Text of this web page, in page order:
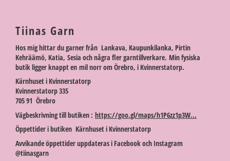
Tiinas Garn
Hos mig hittar du garner från Lankava, Kaupunkilanka, Pirtin
Kehräämö, Katia, Sesia och några fler garntillverkare. Min fysiska
butik ligger knappt en mil norr om Örebro, i Kvinnerstatorp.
Kärnhuset i Kvinnerstatorp
Kvinnerstatorp 335
705 91 Örebro
Vägbeskrivning till butiken : https://goo.gl/maps/h1P6zz1p3W...
Öppettider i butiken Kärnhuset i Kvinnerstatorp
Avvikande öppettider uppdateras i Facebook och Instagram
@tiinasgarn